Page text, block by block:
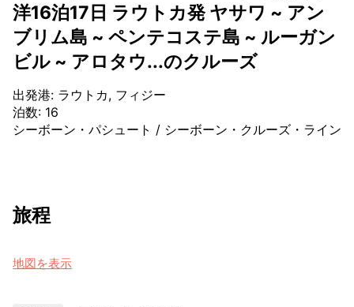
洋16泊17日 ラウトカ発 ヤサワ ~ アン
ブリム島 ~ ペンテコステ島 ~ ルーガン
ビル ~ アロタウ...のクルーズ
出発港: ラウトカ, フィジー
泊数: 16
シーボーン・パシュート / シーボーン・クルーズ・ライン
旅程
地図を表示